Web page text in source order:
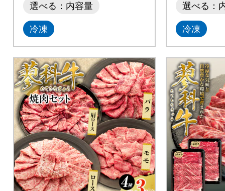
選べる：内容量
冷凍
選べる：
冷凍